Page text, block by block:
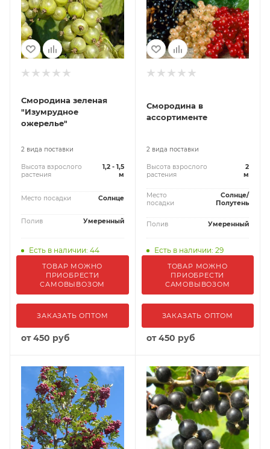
Смородина зеленая
"Изумрудное
ожерелье"
2 вида поставки
Высота взрослого
растения
1,2 - 1,5
м
Место посадки Солнце
Полив Умеренный
Есть в наличии: 44
ТОВАР МОЖНО
ПРИОБРЕСТИ
САМОВЫВОЗОМ
ЗАКАЗАТЬ ОПТОМ
от450 руб
Смородина в
ассортименте
2 вида поставки
Высота взрослого
растения
2
м
Место
посадки
Солнце/
Полутень
Полив Умеренный
Есть в наличии: 29
ТОВАР МОЖНО
ПРИОБРЕСТИ
САМОВЫВОЗОМ
ЗАКАЗАТЬ ОПТОМ
от450 руб